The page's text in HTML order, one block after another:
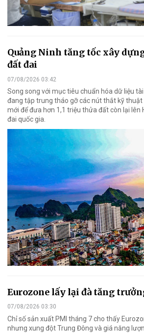
Quảng Ninh tăng tốc xây
đất đai
07/08/2026 03:42
Song song với mục tiêu chuẩn hóa dữ liệu
đang tập trung tháo gỡ các nút thắt kỹ thuật
mới để đưa hơn 1,1 triệu thửa đất còn lại lên
đai quốc gia.
Eurozone lấy lại đà tăng
07/08/2026 03:30
Chỉ số sản xuất PMI tháng 7 cho thấy
nhưng xung đột Trung Đông và giá năng